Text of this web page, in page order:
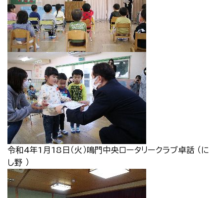
令和4年1月18日（火）鳴門中央ロータリークラブ卓話 （に
し野 ）